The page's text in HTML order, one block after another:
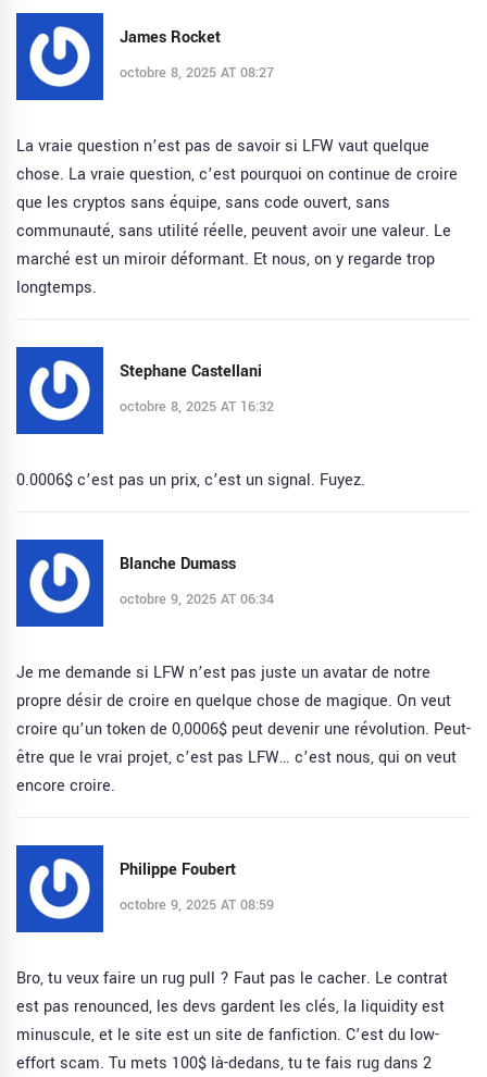
James Rocket
octobre 8, 2025 AT 08:27
La vraie question n’est pas de savoir si LFW vaut quelque
chose. La vraie question, c’est pourquoi on continue de croire
que les cryptos sans équipe, sans code ouvert, sans
communauté, sans utilité réelle, peuvent avoir une valeur. Le
marché est un miroir déformant. Et nous, on y regarde trop
longtemps.
Stephane Castellani
octobre 8, 2025 AT 16:32
0.0006$ c’est pas un prix, c’est un signal. Fuyez.
Blanche Dumass
octobre 9, 2025 AT 06:34
Je me demande si LFW n’est pas juste un avatar de notre
propre désir de croire en quelque chose de magique. On veut
croire qu’un token de 0,0006$ peut devenir une révolution. Peut-
être que le vrai projet, c’est pas LFW… c’est nous, qui on veut
encore croire.
Philippe Foubert
octobre 9, 2025 AT 08:59
Bro, tu veux faire un rug pull ? Faut pas le cacher. Le contrat
est pas renounced, les devs gardent les clés, la liquidity est
minuscule, et le site est un site de fanfiction. C’est du low-
effort scam. Tu mets 100$ là-dedans, tu te fais rug dans 2